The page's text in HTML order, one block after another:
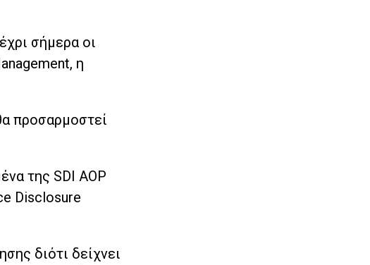
σήμερα οι
η
προσαρμοστεί
της SDI AOP
Disclosure
διότι δείχνει